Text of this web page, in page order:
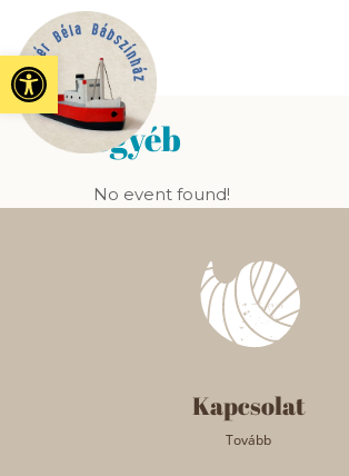
Eszköztár megnyitása
egyéb
No event found!
Kapcsolat
Tovább